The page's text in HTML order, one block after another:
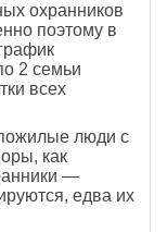
охранников
поэтому в
2 семьи
всех
пожилые люди с
как
—
едва их